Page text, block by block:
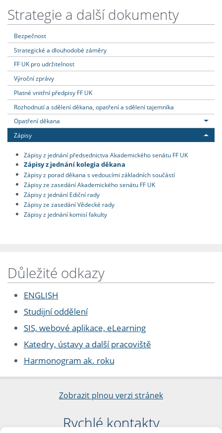
Strategie a další dokumenty
Bezpečnost
Strategické a dlouhodobé záměry
FF UK pro udržitelnost
Výroční zprávy
Platné vnitřní předpisy FF UK
Rozhodnutí a sdělení děkana, opatření a sdělení tajemníka
Opatření děkana
Zápisy
Zápisy z jednání předsednictva Akademického senátu FF UK
Zápisy z jednání kolegia děkana
Zápisy z porad děkana s vedoucími základních součástí
Zápisy ze zasedání Akademického senátu FF UK
Zápisy z jednání Ediční rady
Zápisy ze zasedání Vědecké rady
Zápisy z jednání komisí fakulty
Důležité odkazy
ENGLISH
Studijní oddělení
SIS, webové aplikace, eLearning
Katedry, ústavy a další pracoviště
Harmonogram ak. roku
Zobrazit plnou verzi stránek
Rychlé kontakty